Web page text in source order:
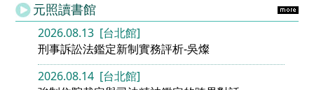
元照讀書館
2026.08.13 [台北館]
刑事訴訟法鑑定新制實務評析-吳燦
2026.08.14 [台北館]